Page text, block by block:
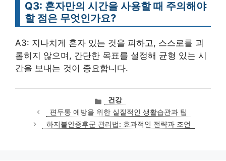
Q3: 혼자만의 시간을 사용할 때 주의해야
할 점은 무엇인가요?
A3: 지나치게 혼자 있는 것을 피하고, 스스로를 괴
롭히지 않으며, 간단한 목표를 설정해 균형 있는 시
간을 보내는 것이 중요합니다.
카
테
고
리
건강
편두통 예방을 위한 실질적인 생활습관과 팁
하지불안증후군 관리법: 효과적인 전략과 조언